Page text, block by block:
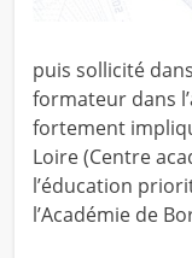
puis sollicité
formateur dans
fortement
Loire (Centre
l’éducation
l’Académie de